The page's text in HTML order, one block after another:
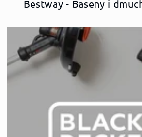
Bestway - Baseny i